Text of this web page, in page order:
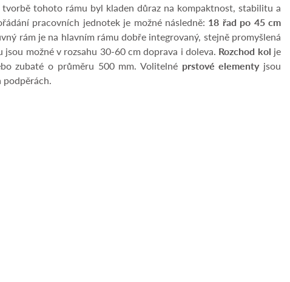
tohoto rámu byl kladen důraz na kompaktnost, stabilitu a
pracovních jednotek je možné následně: 18 řad po 45 cm
rám je na hlavním rámu dobře integrovaný, stejně promyšlená
jsou možné v rozsahu 30-60 cm doprava i doleva. Rozchod kol je
zubaté o průměru 500 mm. Volitelné prstové elementyjsou